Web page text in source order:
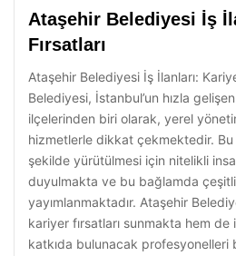
Ataşehir Belediyesi İş
Fırsatları
Ataşehir Belediyesi İş İlanları:
Belediyesi, İstanbul’un hızla
ilçelerinden biri olarak, yerel
hizmetlerle dikkat çekmektedir.
şekilde yürütülmesi için nitelikli
duyulmakta ve bu bağlamda çeşitli
yayımlanmaktadır. Ataşehir
kariyer fırsatları sunmakta hem de
katkıda bulunacak profesyonelleri